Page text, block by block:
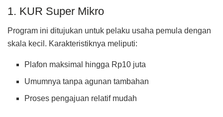
1. KUR Super Mikro
Program ini ditujukan untuk pelaku usaha pemula dengan
skala kecil. Karakteristiknya meliputi:
Plafon maksimal hingga Rp10 juta
Umumnya tanpa agunan tambahan
Proses pengajuan relatif mudah